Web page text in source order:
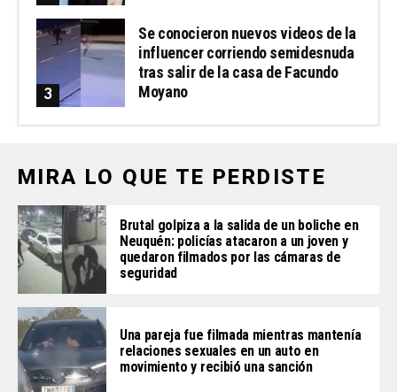
Se conocieron nuevos videos de la
influencer corriendo semidesnuda
tras salir de la casa de Facundo
Moyano
MIRA LO QUE TE PERDISTE
Brutal golpiza a la salida de un boliche en
Neuquén: policías atacaron a un joven y
quedaron filmados por las cámaras de
seguridad
Una pareja fue filmada mientras mantenía
relaciones sexuales en un auto en
movimiento y recibió una sanción